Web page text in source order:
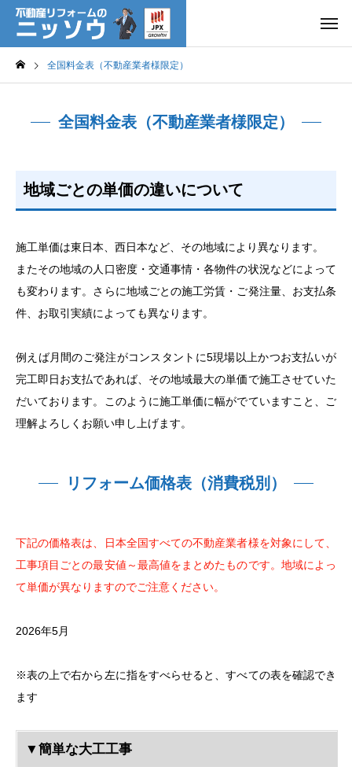
全国料金表（不動産業者様限定）
全国料金表（不動産業者様限定）
地域ごとの単価の違いについて
施工単価は東日本、西日本など、その地域により異なります。
またその地域の人口密度・交通事情・各物件の状況などによって
も変わります。さらに地域ごとの施工労賃・ご発注量、お支払条
件、お取引実績によっても異なります。
例えば月間のご発注がコンスタントに5現場以上かつお支払いが
完工即日お支払であれば、その地域最大の単価で施工させていた
だいております。このように施工単価に幅がでていますこと、ご
理解よろしくお願い申し上げます。
リフォーム価格表（消費税別）
下記の価格表は、日本全国すべての不動産業者様を対象にして、
工事項目ごとの最安値～最高値をまとめたものです。地域によっ
て単価が異なりますのでご注意ください。
2026年5月
※表の上で右から左に指をすべらせると、すべての表を確認でき
ます
▼簡単な大工工事